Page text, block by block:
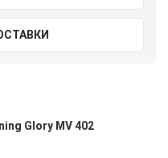
Glory MV 402